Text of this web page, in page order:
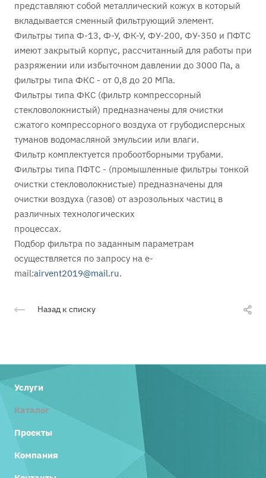
представляют собой металлический кожух в который
вкладывается сменный фильтрующий элемент.
Фильтры типа Ф-13, Ф-У, ФК-У, ФУ-200, ФУ-350 и ПФТС
имеют закрытый корпус, рассчитанный для работы при
разряжении или избыточном давлении до 3000 Па, а
фильтры типа ФКС - от 0,8 до 20 МПа.
Фильтры типа ФКС (фильтр компрессорный
стекловолокнистый) предназначены для очистки
сжатого компрессорного воздуха от грубодисперсных
туманов водомасляной эмульсии или влаги.
Фильтр комплектуется пробоотборными трубами.
Фильтры типа ПФТС - (промышленные фильтры тонкой
очистки стекловолокнистые) предназначены для
очистки воздуха (газов) от аэрозольных частиц в
различных технологических
процессах.
Подбор фильтра по заданным параметрам
осуществляется по запросу на e-
mail:airvent2019@mail.ru.
Назад к списку
Услуги
Каталог
Проекты
Компания